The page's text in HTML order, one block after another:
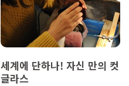
세계에 단하나! 자신 만의 컷
글라스